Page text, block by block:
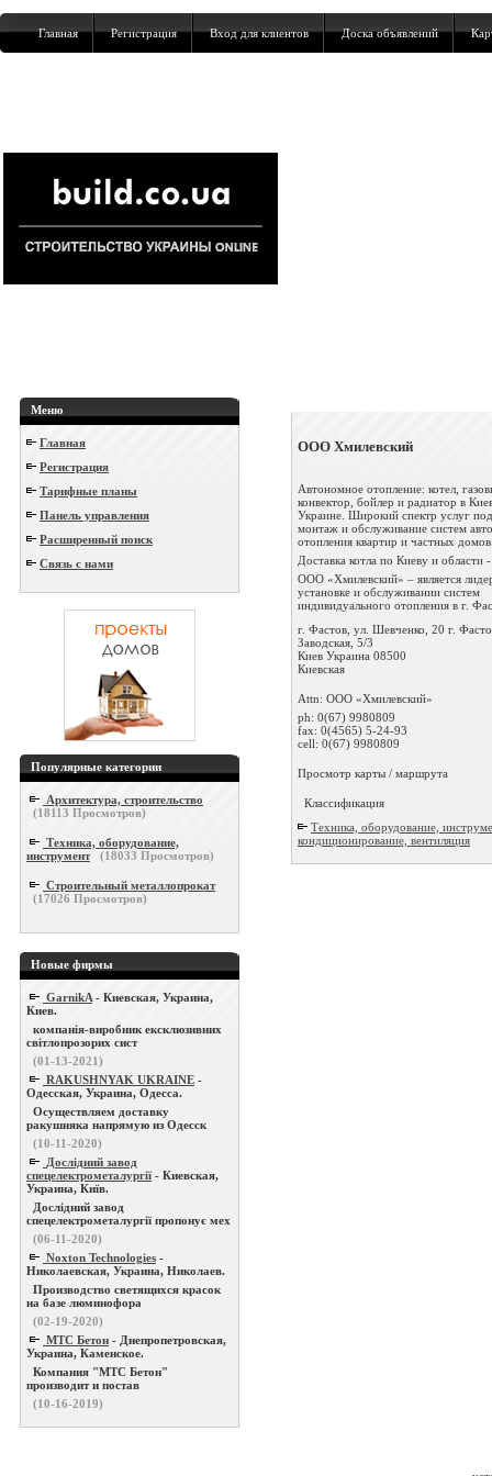
Главная Регистрация Вход для клиентов Доска объявлений
Меню
Главная
Регистрация
Тарифные планы
Панель управления
Расширенный поиск
Связь с нами
Популярные категории
Архитектура, строительство
(18113 Просмотров)
Техника, оборудование,
инструмент
(18033 Просмотров)
Строительный металлопрокат
(17026 Просмотров)
Новые фирмы
GarnikA - Киевская, Украина,
Киев.
компанія-виробник ексклюзивних
світлопрозорих сист
(01-13-2021)
RAKUSHNYAK UKRAINE -
Одесская, Украина, Одесса.
Осуществляем доставку
ракушняка напрямую из Одесск
(10-11-2020)
Дослідний завод
спецелектрометалургії - Киевская,
Украина, Київ.
Дослідний завод
спецелектрометалургії пропонує мех
(06-11-2020)
Noxton Technologies -
Николаевская, Украина, Николаев.
Производство светящихся красок
на базе люминофора
(02-19-2020)
МТС Бетон - Днепропетровская,
Украина, Каменское.
Компания "МТС Бетон"
производит и постав
(10-16-2019)
ООО Хмилевский
Автономное отопление: котел,
конвектор, бойлер и радиатор в
Украине. Широкий спектр услуг
монтаж и обслуживание систем
отопления квартир и частных
Доставка котла по Киеву и области
ООО «Хмилевский» – является
установке и обслуживании систем
индивидуального отопления в г.
г. Фастов, ул. Шевченко, 20 г.
Заводская, 5/3
Киев Украина 08500
Киевская
Attn: ООО «Хмилевский»
ph: 0(67) 9980809
fax: 0(4565) 5-24-93
cell: 0(67) 9980809
Просмотр карты / маршрута
Классификация
Техника, оборудование,
кондиционирование, вентиляция